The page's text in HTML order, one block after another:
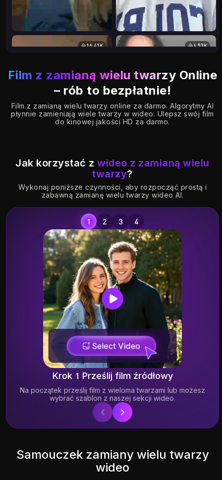
16.41K 4.53K
1.43K
14.70K
Film z zamianą wielu twarzy Online
– rób to bezpłatnie!
Film z zamianą wielu twarzy online za darmo. Algorytmy AI
płynnie zamieniają wiele twarzy w wideo. Ulepsz swój film
do kinowej jakości HD za darmo.
Jak korzystać zwideo z zamianą wielu
twarzy?
Wykonaj poniższe czynności, aby rozpocząć prostą i
zabawną zamianę wielu twarzy wideo AI.
Krok 1 Prześlij film źródłowy
Na początek prześlij film z wieloma twarzami lub możesz
wybrać szablon z naszej sekcji wideo.
Samouczek zamiany wielu twarzy
wideo